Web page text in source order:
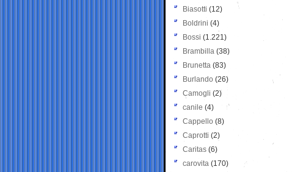
Biasotti (12)
Boldrini (4)
Bossi (1.221)
Brambilla (38)
Brunetta (83)
Burlando (26)
Camogli (2)
canile (4)
Cappello (8)
Caprotti (2)
Caritas (6)
carovita (170)